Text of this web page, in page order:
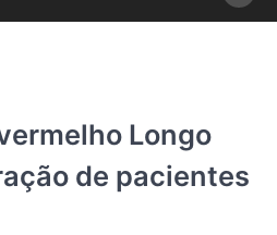
Longo
de pacientes